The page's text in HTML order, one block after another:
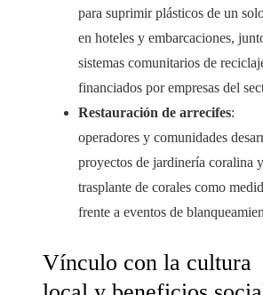
para suprimir plásticos de un
en hoteles y embarcaciones,
sistemas comunitarios de
financiados por empresas del
Restauración de arrecifes:
operadores y comunidades
proyectos de jardinería coralina y
trasplante de corales como
frente a eventos de
Vínculo con la cultura